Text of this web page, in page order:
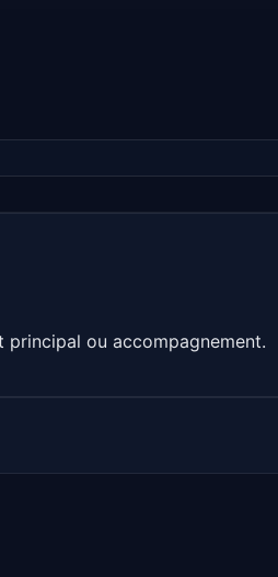
ou accompagnement.